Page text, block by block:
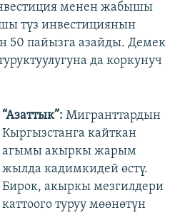
менен жабышы
түз инвестициянын
50 пайызга азайды. Демек
да коркунуч
“Азаттык”: Мигранттардын
Кыргызстанга кайткан
агымы акыркы жарым
жылда кадимкидей өстү.
Бирок, акыркы мезгилдери
каттоого туруу мөөнөтүн